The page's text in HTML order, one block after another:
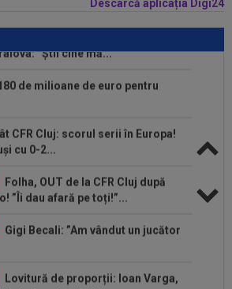
Descarcă aplicația Digi24
”Știi cine mă...
cu 0-2...
”Îi dau afară pe toți!”...
și să preia alt club...